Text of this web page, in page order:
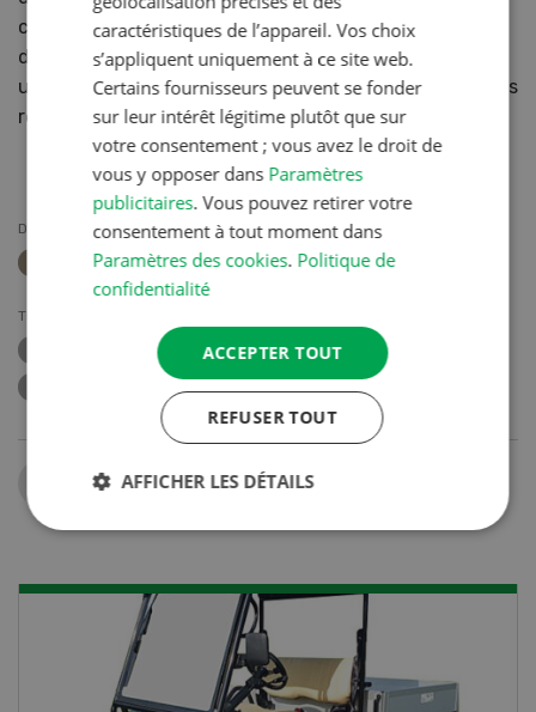
conditions (art. 24d, al. 2 et 3, LAT ). La détention
d’animaux à titre de loisir ainsi que les constructions à
usage commercial de l’ancien droit sont soumises à des
règles spéciales (art. 24e et 37a LAT ).
DOSSIERS
CONSTRUIRE EN MILIEU AGRICOLE
THÈMES
SITE
Partager
caractéristiques de l’appareil. Vos choix
s’appliquent uniquement à ce site web.
Certains fournisseurs peuvent se fonder
sur leur intérêt légitime plutôt que sur
votre consentement ; vous avez le droit de
vous y opposer dans Paramètres
publicitaires. Vous pouvez retirer votre
consentement à tout moment dans
Paramètres des cookies. Politique de
confidentialité
ACCEPTER TOUT
REFUSER TOUT
AFFICHER LES DÉTAILS